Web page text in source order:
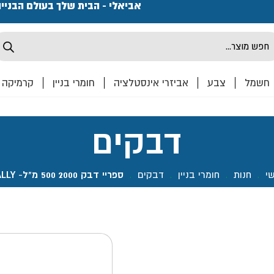
אביאלי - הבית שלך בעולם
חשמל צבע אביזרי אינסטלציה חומרי בניין קרמיקה
דבקים
. חנות . חומרי בניין . דבקים . ספריי דבק 2000 500 מ"ל- SALLY